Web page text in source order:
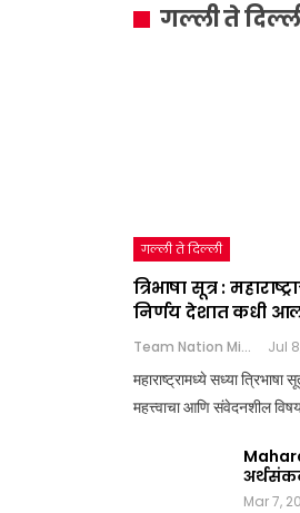
गल्ली ते
गल्ली ते दिल्ली
त्रिभाषा सूत्र :
निर्णय देशात कधी
Team Nation Mic Jul
महाराष्ट्रामध्ये सध्या
महत्त्वाचा आणि संवेदनशील
Mar 7,